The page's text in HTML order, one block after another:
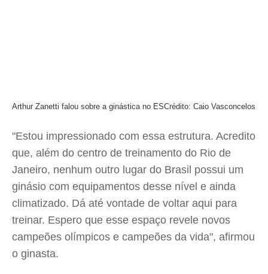
Arthur Zanetti falou sobre a ginástica no ESCrédito: Caio Vasconcelos
"Estou impressionado com essa estrutura. Acredito
que, além do centro de treinamento do Rio de
Janeiro, nenhum outro lugar do Brasil possui um
ginásio com equipamentos desse nível e ainda
climatizado. Dá até vontade de voltar aqui para
treinar. Espero que esse espaço revele novos
campeões olímpicos e campeões da vida", afirmou
o ginasta.